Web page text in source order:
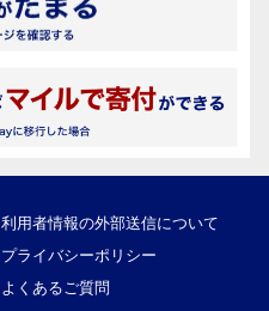
利用者情報の外部送信について
プライバシーポリシー
よくあるご質問